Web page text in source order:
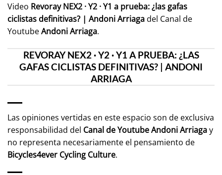
Video Revoray NEX2 · Y2 · Y1 a prueba: ¿las gafas
ciclistas definitivas? | Andoni Arriagadel Canal de
YoutubeAndoni Arriaga.
REVORAY NEX2 · Y2 · Y1 A PRUEBA: ¿LAS
GAFAS CICLISTAS DEFINITIVAS? | ANDONI
ARRIAGA
Las opiniones vertidas en este espacio son de exclusiva
responsabilidad del Canal de YoutubeAndoni Arriagay
no representa necesariamente el pensamiento de
Bicycles4ever Cycling Culture.